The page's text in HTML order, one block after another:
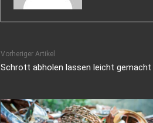
Vorheriger Artikel
Schrott abholen lassen leicht gemacht